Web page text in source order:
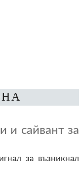
и сайвант за
за възникнал